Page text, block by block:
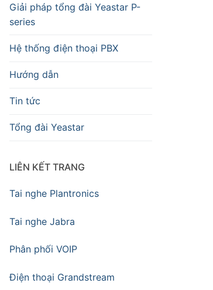
Giải pháp tổng đài Yeastar P-
series
Hệ thống điện thoại PBX
Hướng dẫn
Tin tức
Tổng đài Yeastar
LIÊN KẾT TRANG
Tai nghe Plantronics
Tai nghe Jabra
Phân phối VOIP
Điện thoại Grandstream